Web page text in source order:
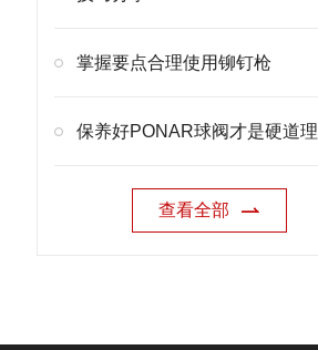
掌握要点合理使用铆钉枪
保养好PONAR球阀才是硬道理
查看全部